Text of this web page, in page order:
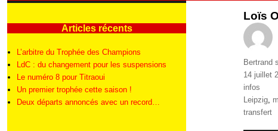
Loïs
Auteur
Bertrand
Publié
le
14 juillet
Catégories
infos
Étiquettes
Leipzig,
transfert
Articles récents
L’arbitre du Trophée des Champions
LdC : du changement pour les suspensions
Le numéro 8 pour Titraoui
Un premier trophée cette saison !
Deux départs annoncés avec un record…